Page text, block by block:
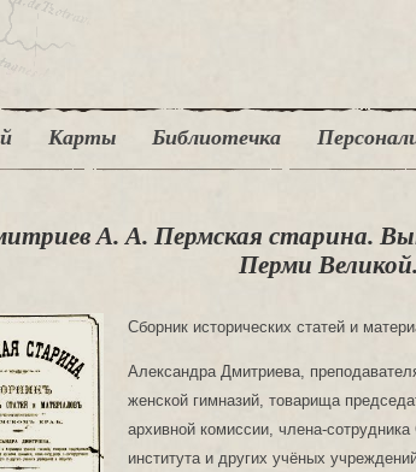
Карты Библиотечка
А. А. Пермская старина.
Перми Великой.
Сборник исторических статей и
Александра Дмитриева,
женской гимназий, товарища
архивной комиссии, члена-сотрудника
института и других учёных